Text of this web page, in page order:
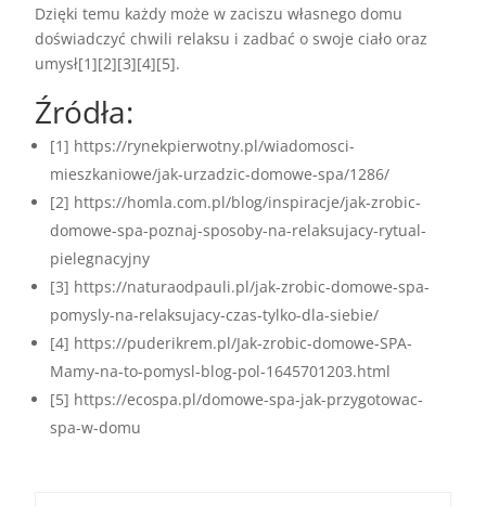
Dzięki temu każdy może w zaciszu własnego domu
doświadczyć chwili relaksu i zadbać o swoje ciało oraz
umysł[1][2][3][4][5].
Źródła:
[1] https://rynekpierwotny.pl/wiadomosci-
mieszkaniowe/jak-urzadzic-domowe-spa/1286/
[2] https://homla.com.pl/blog/inspiracje/jak-zrobic-
domowe-spa-poznaj-sposoby-na-relaksujacy-rytual-
pielegnacyjny
[3] https://naturaodpauli.pl/jak-zrobic-domowe-spa-
pomysly-na-relaksujacy-czas-tylko-dla-siebie/
[4] https://puderikrem.pl/Jak-zrobic-domowe-SPA-
Mamy-na-to-pomysl-blog-pol-1645701203.html
[5] https://ecospa.pl/domowe-spa-jak-przygotowac-
spa-w-domu